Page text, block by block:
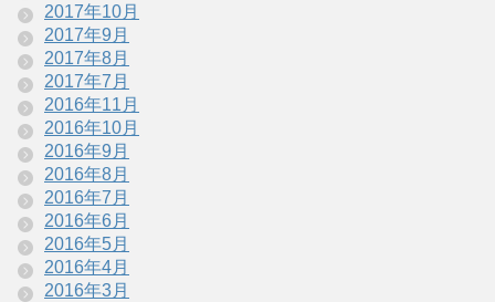
2017年10月
2017年9月
2017年8月
2017年7月
2016年11月
2016年10月
2016年9月
2016年8月
2016年7月
2016年6月
2016年5月
2016年4月
2016年3月